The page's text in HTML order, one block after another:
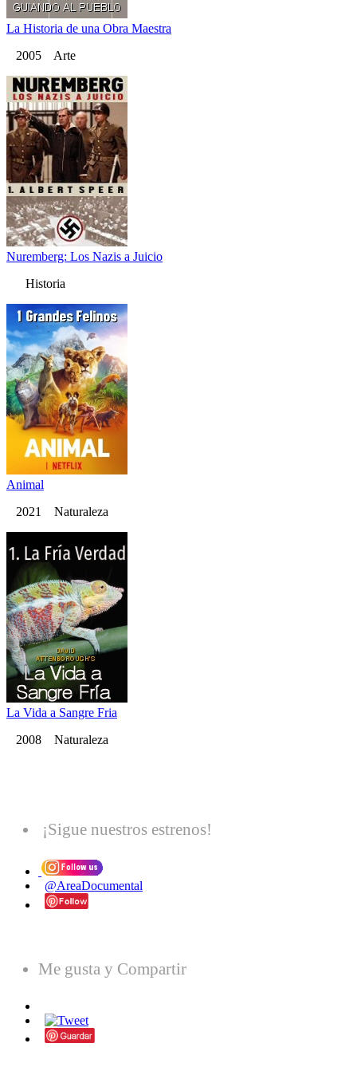
La Historia de una Obra Maestra
2005 Arte
Nuremberg: Los Nazis a Juicio
Historia
Animal
2021 Naturaleza
La Vida a Sangre Fria
2008 Naturaleza
¡Sigue nuestros estrenos!
@AreaDocumental
Me gusta y Compartir